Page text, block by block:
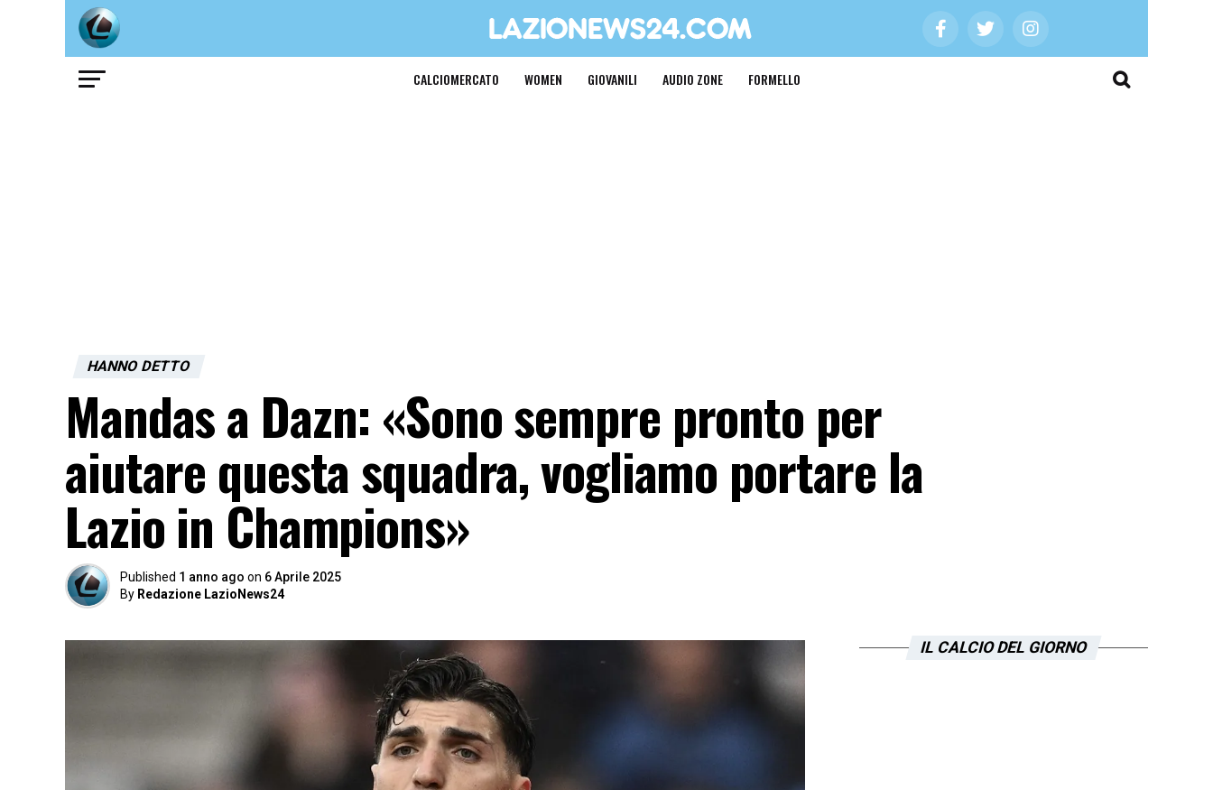
CALCIOMERCATO WOMEN GIOVANILI AUDIO ZONE FORMELLO
HANNO DETTO
Mandas a Dazn: «Sono sempre pronto per
aiutare questa squadra, vogliamo portare la
Lazio in Champions»
Published 1 anno ago on 6 Aprile 2025
By Redazione LazioNews24
IL CALCIO DEL GIORNO